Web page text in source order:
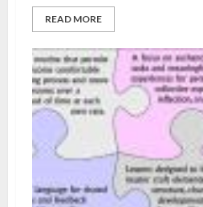
READ MORE